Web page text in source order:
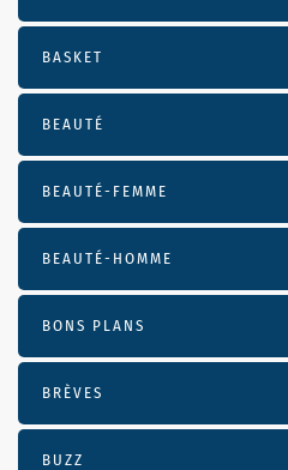
BASKET
BEAUTÉ
BEAUTÉ-FEMME
BEAUTÉ-HOMME
BONS PLANS
BRÈVES
BUZZ